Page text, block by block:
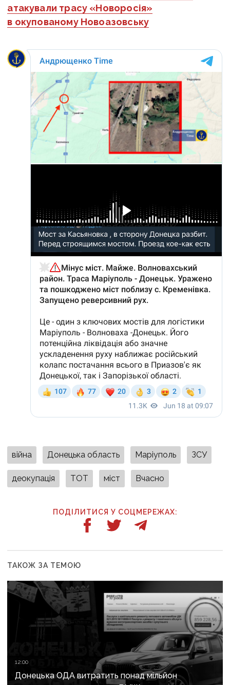
атакували трасу «Новоросія»
в окупованому Новоазовську
війна Донецька область Маріуполь ЗСУ
деокупація ТОТ міст Вчасно
ПОДІЛИТИСЯ У СОЦМЕРЕЖАХ:
ТАКОЖ ЗА ТЕМОЮ
12:00
Донецька ОДА витратить понад мільйон